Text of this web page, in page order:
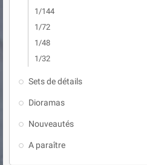
1/144
1/72
1/48
1/32
Sets de détails
Dioramas
Nouveautés
A paraître